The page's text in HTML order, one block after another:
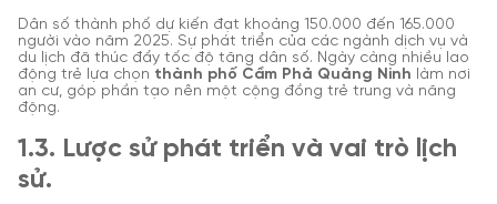
Dân số thành phố dự kiến đạt khoảng 150.000 đến 165.000
người vào năm 2025. Sự phát triển của các ngành dịch vụ và
du lịch đã thúc đẩy tốc độ tăng dân số. Ngày càng nhiều lao
động trẻ lựa chọn thành phố Cẩm Phả Quảng Ninh làm nơi
an cư, góp phần tạo nên một cộng đồng trẻ trung và năng
động.
1.3. Lược sử phát triển và vai trò lịch
sử.